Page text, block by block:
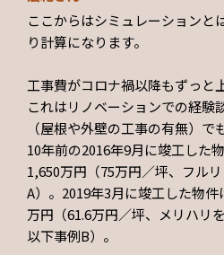
ここからはシミュレーションと
り計算になります。
工事費がコロナ禍以降もずっと
これはリノベーションでの経験
（屋根や外壁の工事の有無）
10年前の2016年9月に竣工した
1,650万円（75万円／坪、フル
A）。2019年3月に竣工した物
万円（61.6万円／坪、メリハリ
以下事例B）。